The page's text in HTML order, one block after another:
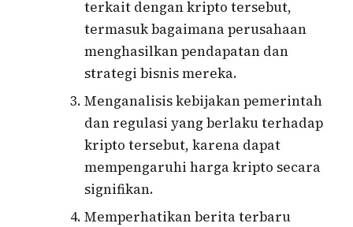
terkait dengan kripto tersebut,
termasuk bagaimana perusahaan
menghasilkan pendapatan dan
strategi bisnis mereka.
Menganalisis kebijakan pemerintah
dan regulasi yang berlaku terhadap
kripto tersebut, karena dapat
mempengaruhi harga kripto secara
signifikan.
Memperhatikan berita terbaru